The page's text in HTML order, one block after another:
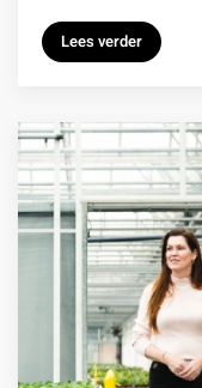
Lees verder